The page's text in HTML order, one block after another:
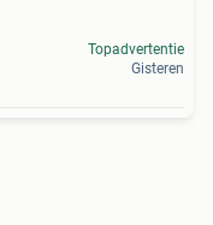
Topadvertentie
Gisteren